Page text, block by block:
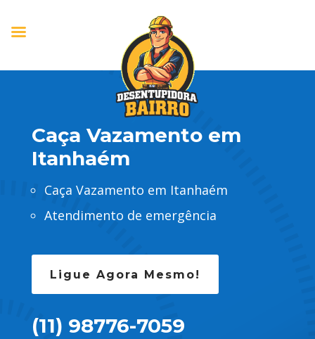
Caça Vazamento em
Itanhaém
Caça Vazamento em Itanhaém
Atendimento de emergência
Ligue Agora Mesmo!
(11) 98776-7059